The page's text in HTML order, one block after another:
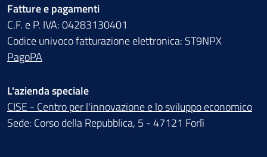
Fatture e pagamenti
C.F. e P. IVA: 04283130401
Codice univoco fatturazione elettronica: ST9NPX
PagoPA
L'azienda speciale
CISE - Centro per l'innovazione e lo sviluppo economico
Sede: Corso della Repubblica, 5 - 47121 Forlì